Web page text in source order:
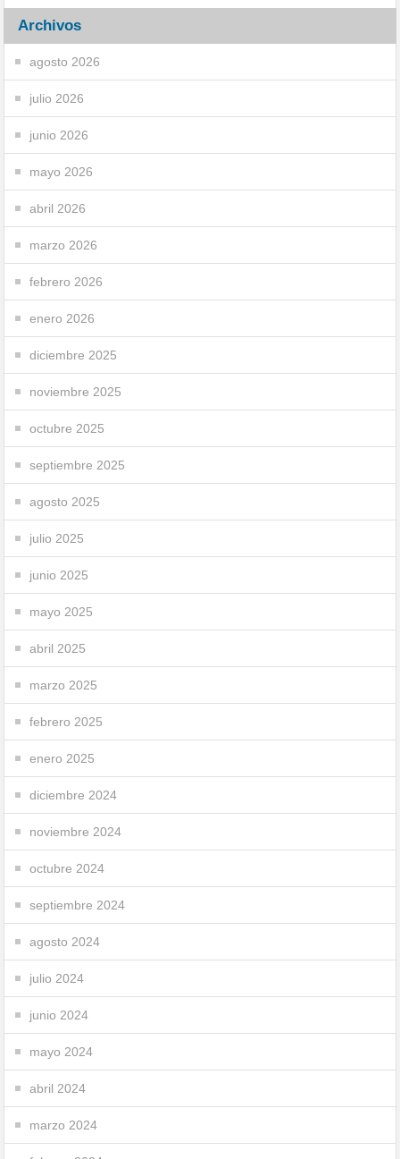
Archivos
agosto 2026
julio 2026
junio 2026
mayo 2026
abril 2026
marzo 2026
febrero 2026
enero 2026
diciembre 2025
noviembre 2025
octubre 2025
septiembre 2025
agosto 2025
julio 2025
junio 2025
mayo 2025
abril 2025
marzo 2025
febrero 2025
enero 2025
diciembre 2024
noviembre 2024
octubre 2024
septiembre 2024
agosto 2024
julio 2024
junio 2024
mayo 2024
abril 2024
marzo 2024